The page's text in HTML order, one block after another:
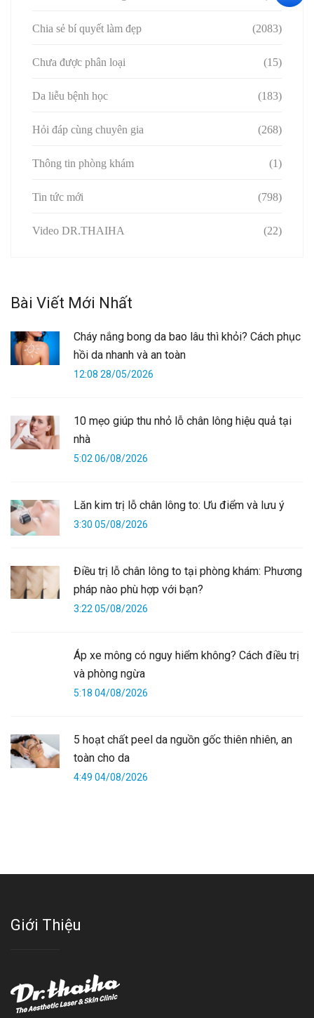
Chia sẻ bí quyết làm đẹp (2083)
Chưa được phân loại (15)
Da liễu bệnh học (183)
Hỏi đáp cùng chuyên gia (268)
Thông tin phòng khám (1)
Tin tức mới (798)
Video DR.THAIHA (22)
Bài Viết Mới Nhất
Cháy nắng bong da bao lâu thì khỏi? Cách phục
hồi da nhanh và an toàn
12:08 28/05/2026
10 mẹo giúp thu nhỏ lỗ chân lông hiệu quả tại
nhà
5:02 06/08/2026
Lăn kim trị lỗ chân lông to: Ưu điểm và lưu ý
3:30 05/08/2026
Điều trị lỗ chân lông to tại phòng khám: Phương
pháp nào phù hợp với bạn?
3:22 05/08/2026
Áp xe mông có nguy hiểm không? Cách điều trị
và phòng ngừa
5:18 04/08/2026
5 hoạt chất peel da nguồn gốc thiên nhiên, an
toàn cho da
4:49 04/08/2026
Giới Thiệu